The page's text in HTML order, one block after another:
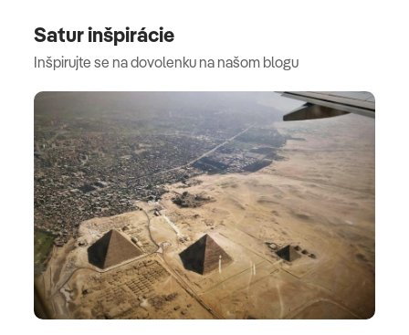
Satur inšpirácie
Inšpirujte se na dovolenku na našom blogu